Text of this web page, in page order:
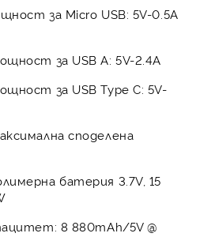
за Micro USB: 5V-0.5A
за USB A: 5V-2.4A
за USB Type C: 5V-
споделена
батерия 3.7V, 15
8 880mAh/5V @